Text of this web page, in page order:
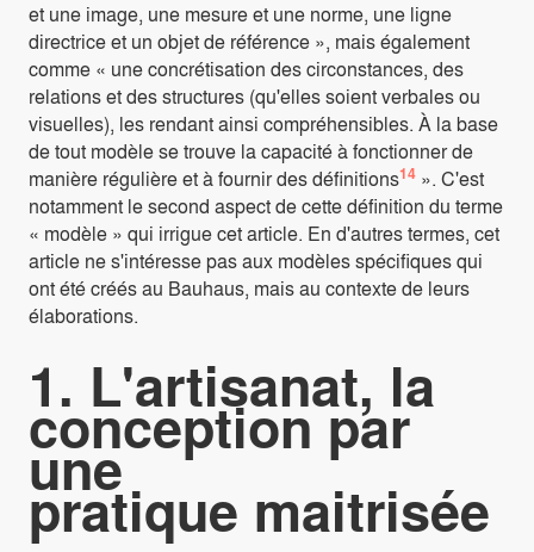
et une image, une mesure et une norme, une ligne
directrice et un objet de référence », mais également
comme « une concrétisation des circonstances, des
relations et des structures (qu'elles soient verbales ou
visuelles), les rendant ainsi compréhensibles. À la base
de tout modèle se trouve la capacité à fonctionner de
manière régulière et à fournir des définitions14 ». C'est
notamment le second aspect de cette définition du terme
« modèle » qui irrigue cet article. En d'autres termes, cet
article ne s'intéresse pas aux modèles spécifiques qui
ont été créés au Bauhaus, mais au contexte de leurs
élaborations.
1. L'artisanat, la
conception par
une
pratique maitrisée